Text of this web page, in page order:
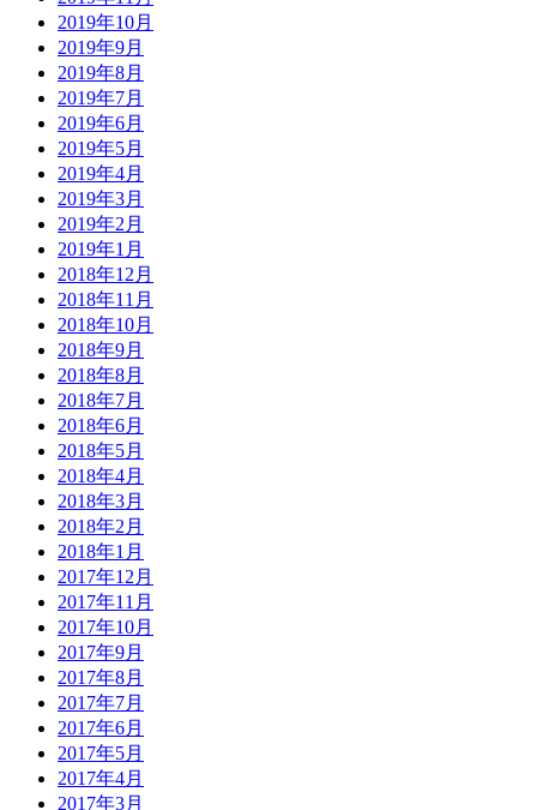
2019年10月
2019年9月
2019年8月
2019年7月
2019年6月
2019年5月
2019年4月
2019年3月
2019年2月
2019年1月
2018年12月
2018年11月
2018年10月
2018年9月
2018年8月
2018年7月
2018年6月
2018年5月
2018年4月
2018年3月
2018年2月
2018年1月
2017年12月
2017年11月
2017年10月
2017年9月
2017年8月
2017年7月
2017年6月
2017年5月
2017年4月
2017年3月